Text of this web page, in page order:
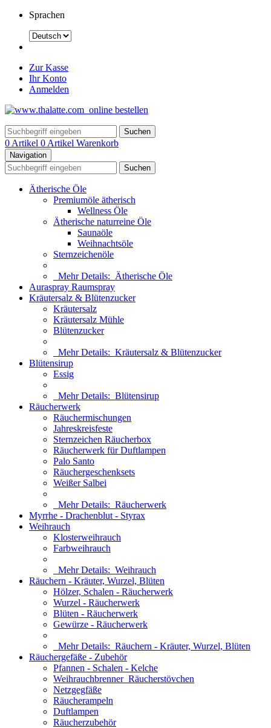
Sprachen
Zur Kasse
Ihr Konto
Anmelden
Suchen
0 Artikel 0 Artikel Warenkorb
Navigation
Suchen
Ätherische Öle
Premiumöle ätherisch
Wellness Öle
Ätherische naturreine Öle
Saunaöle
Weihnachtsöle
Sternzeichenöle
Mehr Details: Ätherische Öle
Auraspray Raumspray
Kräutersalz & Blütenzucker
Kräutersalz
Kräutersalz Mühle
Blütenzucker
Mehr Details: Kräutersalz & Blütenzucker
Blütensirup
Essig
Mehr Details: Blütensirup
Räucherwerk
Räuchermischungen
Jahreskreisfeste
Sternzeichen Räucherbox
Räucherwerk für Duftlampen
Palo Santo
Räuchergeschenksets
Weißer Salbei
Mehr Details: Räucherwerk
Myrrhe - Drachenblut - Styrax
Weihrauch
Klosterweihrauch
Farbweihrauch
Mehr Details: Weihrauch
Räuchern - Kräuter, Wurzel, Blüten
Hölzer, Schalen - Räucherwerk
Wurzel - Räucherwerk
Blüten - Räucherwerk
Gewürze - Räucherwerk
Mehr Details: Räuchern - Kräuter, Wurzel, Blüten
Räuchergefäße - Zubehör
Pfannen - Schalen - Kelche
Weihrauchbrenner_Räucherstövchen
Netzgegfäße
Räucherampeln
Duftlampen
Räucherzubehör